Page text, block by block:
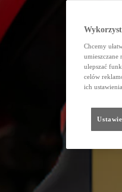
Chcemy
ulepszać
celów
ich